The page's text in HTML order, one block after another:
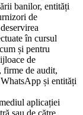
banilor, entități
de
în cursul
și pentru
de
firme de audit,
și entități
aplicației
sau de către